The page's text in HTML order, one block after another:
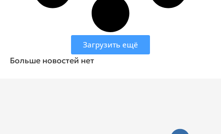
Загрузить ещё
Больше новостей нет